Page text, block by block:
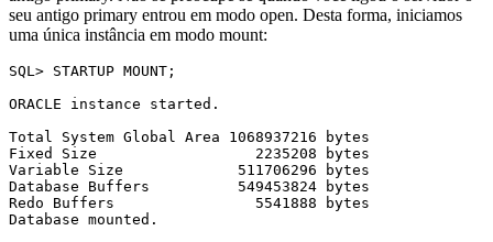
seu antigo primary entrou em modo open. Desta forma, iniciamos
uma única instância em modo mount:
SQL> STARTUP MOUNT;
ORACLE instance started.
Total System Global Area 1068937216 bytes
Fixed Size                  2235208 bytes
Variable Size             511706296 bytes
Database Buffers          549453824 bytes
Redo Buffers                5541888 bytes
Database mounted.